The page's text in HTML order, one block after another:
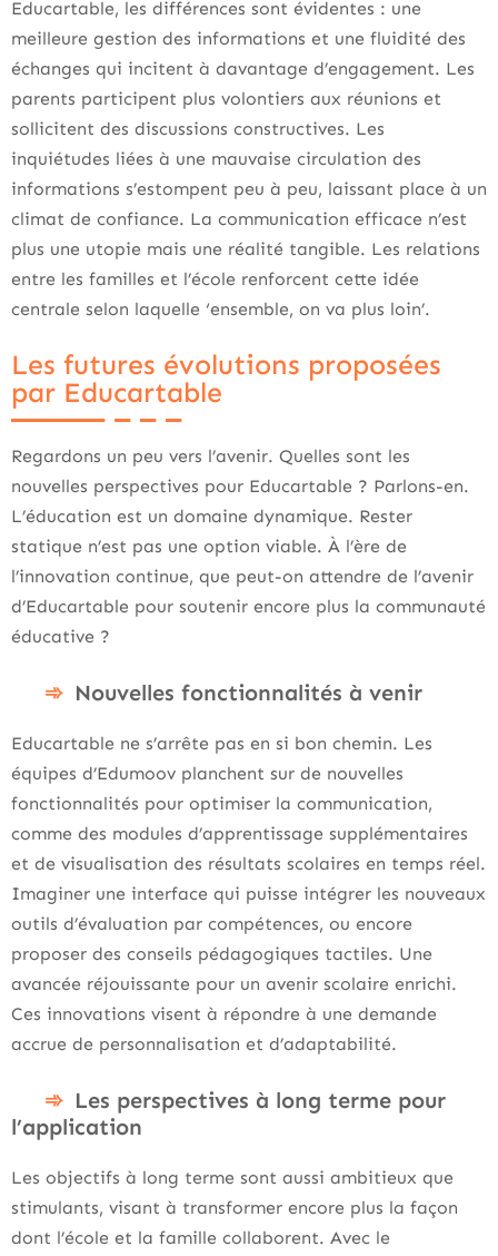
Educartable, les différences sont évidentes : une
meilleure gestion des informations et une fluidité des
échanges qui incitent à davantage d’engagement. Les
parents participent plus volontiers aux réunions et
sollicitent des discussions constructives. Les
inquiétudes liées à une mauvaise circulation des
informations s’estompent peu à peu, laissant place à un
climat de confiance. La communication efficace n’est
plus une utopie mais une réalité tangible. Les relations
entre les familles et l’école renforcent cette idée
centrale selon laquelle ‘ensemble, on va plus loin’.
Les futures évolutions proposées
par Educartable
Regardons un peu vers l’avenir. Quelles sont les
nouvelles perspectives pour Educartable ? Parlons-en.
L’éducation est un domaine dynamique. Rester
statique n’est pas une option viable. À l’ère de
l’innovation continue, que peut-on attendre de l’avenir
d’Educartable pour soutenir encore plus la communauté
éducative ?
Nouvelles fonctionnalités à venir
Educartable ne s’arrête pas en si bon chemin. Les
équipes d’Edumoov planchent sur de nouvelles
fonctionnalités pour optimiser la communication,
comme des modules d’apprentissage supplémentaires
et de visualisation des résultats scolaires en temps réel.
Imaginer une interface qui puisse intégrer les nouveaux
outils d’évaluation par compétences, ou encore
proposer des conseils pédagogiques tactiles. Une
avancée réjouissante pour un avenir scolaire enrichi.
Ces innovations visent à répondre à une demande
accrue de personnalisation et d’adaptabilité.
Les perspectives à long terme pour
l’application
Les objectifs à long terme sont aussi ambitieux que
stimulants, visant à transformer encore plus la façon
dont l’école et la famille collaborent. Avec le